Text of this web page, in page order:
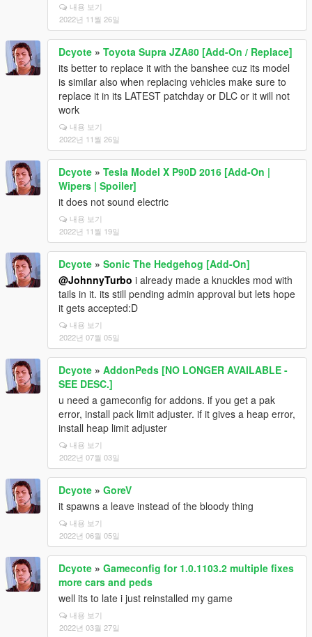
내용 보기
2022년 11월 26일
Dcyote » Toyota Supra JZA80 [Add-On / Replace]
its better to replace it with the banshee cuz its model
is similar also when replacing vehicles make sure to
replace it in its LATEST patchday or DLC or it will not
work
내용 보기
2022년 11월 26일
Dcyote » Tesla Model X P90D 2016 [Add-On |
Wipers | Spoiler]
it does not sound electric
내용 보기
2022년 11월 19일
Dcyote » Sonic The Hedgehog [Add-On]
@JohnnyTurbo i already made a knuckles mod with
tails in it. its still pending admin approval but lets hope
it gets accepted:D
내용 보기
2022년 07월 05일
Dcyote » AddonPeds [NO LONGER AVAILABLE -
SEE DESC.]
u need a gameconfig for addons. if you get a pak
error, install pack limit adjuster. if it gives a heap error,
install heap limit adjuster
내용 보기
2022년 07월 03일
Dcyote » GoreV
it spawns a leave instead of the bloody thing
내용 보기
2022년 06월 05일
Dcyote » Gameconfig for 1.0.1103.2 multiple fixes
more cars and peds
well its to late i just reinstalled my game
내용 보기
2022년 03월 27일